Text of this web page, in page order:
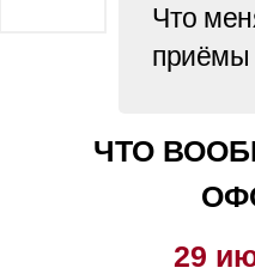
Что
приёмы
ЧТО
29